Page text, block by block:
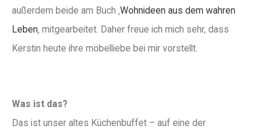
außerdem beide am Buch ‚Wohnideen aus dem wahren
Leben‚ mitgearbeitet. Daher freue ich mich sehr, dass
Kerstin heute ihre möbelliebe bei mir vorstellt.
Was ist das?
Das ist unser altes Küchenbuffet – auf eine der